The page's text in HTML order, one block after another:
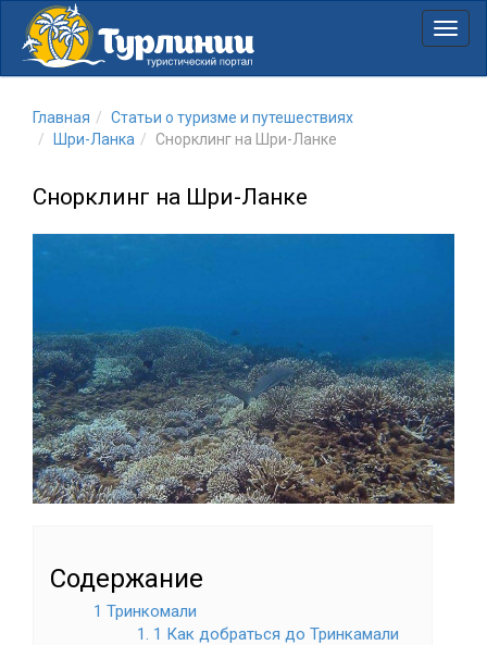
Главная
Статьи о туризме и путешествиях
Шри-Ланка
Снорклинг на Шри-Ланке
Снорклинг на Шри-Ланке
Содержание
1 Тринкомали
1. 1 Как добраться до Тринкамали